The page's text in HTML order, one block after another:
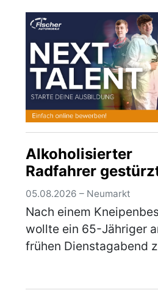
die Anhängerkupplung
E-Satz von einem
der auf einem
(mehr)
Alkoholisierter
Radfahrer
05.08.2026 – Neumarkt
Nach einem
wollte ein 65-Jähriger
frühen Dienstagabend